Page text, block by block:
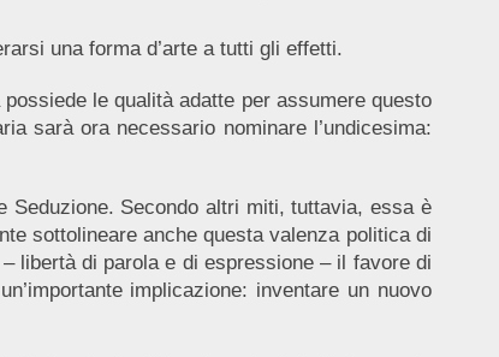
una forma d’arte a tutti gli effetti.
le qualità adatte per assumere questo
sarà ora necessario nominare l’undicesima:
Seduzione. Secondo altri miti, tuttavia, essa è
sottolineare anche questa valenza politica di
– libertà di parola e di espressione – il favore di
implicazione: inventare un nuovo